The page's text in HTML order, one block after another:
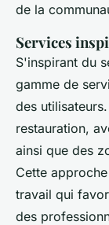
de la
Services
S'inspirant du
gamme de
des
restauration,
ainsi que des
Cette
travail qui
des